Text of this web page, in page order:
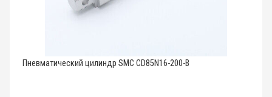
Пневматический цилиндр SMC CD85N16-200-B